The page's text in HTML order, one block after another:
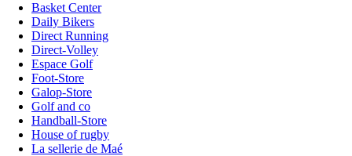
Basket Center
Daily Bikers
Direct Running
Direct-Volley
Espace Golf
Foot-Store
Galop-Store
Golf and co
Handball-Store
House of rugby
La sellerie de Maé